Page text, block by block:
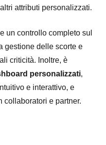
attributi personalizzati.
un controllo completo sul
gestione delle scorte e
criticità. Inoltre, è
personalizzati,
e interattivo, e
collaboratori e partner.